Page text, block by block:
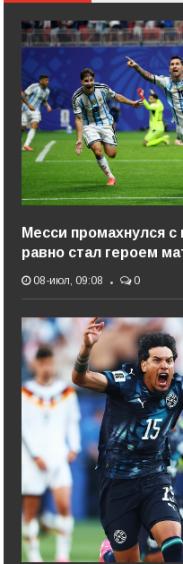
Месси промахнулся с
равно стал героем
08-июл, 09:08 0